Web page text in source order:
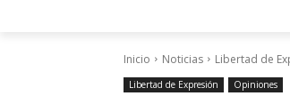
Inicio Noticias Libertad de
Libertad de Expresión Opiniones